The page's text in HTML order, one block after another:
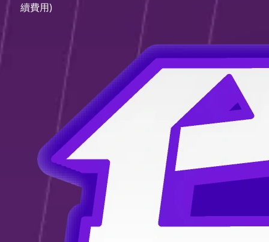
續費用)